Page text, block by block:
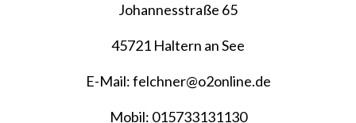
Johannesstraße 65
45721 Haltern an See
E-Mail: felchner@o2online.de
Mobil: 015733131130